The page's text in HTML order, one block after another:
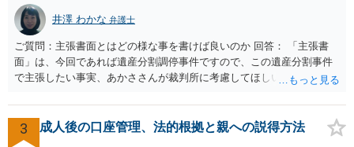
井澤 わかな 弁護士
ご質問：主張書面とはどの様な事を書けば良いのか 回答： 「主張書
面」は、今回であれば遺産分割調停事件ですので、この遺産分割事件
で主張したい事実、あかささんが裁判所に考慮してほしいと思う、亡
ります。 もし、主張したい事実や考慮してほしい事情に関連して
資料を持っているようであれば、主張書面とは別で提出できます。も
し、お姉さんに見られたくないような資料がある場合、「非開示の希
3 成人後の口座管理、法的根拠と親への説得方法